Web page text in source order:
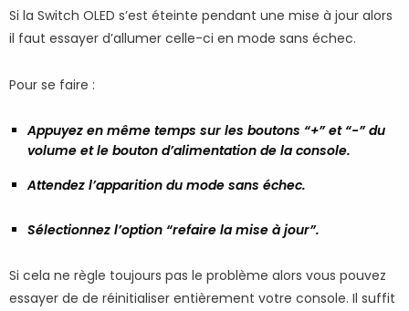
Si la Switch OLED s’est éteinte pendant une mise à jour alors
il faut essayer d’allumer celle-ci en mode sans échec.
Pour se faire :
Appuyez en même temps sur les boutons “+” et “-” du
volume et le bouton d’alimentation de la console.
Attendez l’apparition du mode sans échec.
Sélectionnez l’option “refaire la mise à jour”.
Si cela ne règle toujours pas le problème alors vous pouvez
essayer de de réinitialiser entièrement votre console. Il suffit